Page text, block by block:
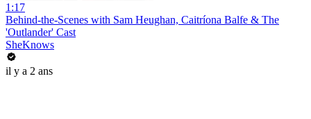
1:17
Behind-the-Scenes with Sam Heughan, Caitríona Balfe & The
'Outlander' Cast
SheKnows
il y a 2 ans